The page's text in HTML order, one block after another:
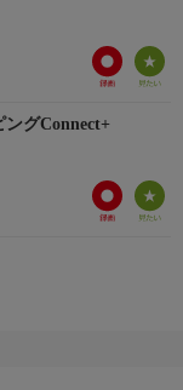
ングConnect+